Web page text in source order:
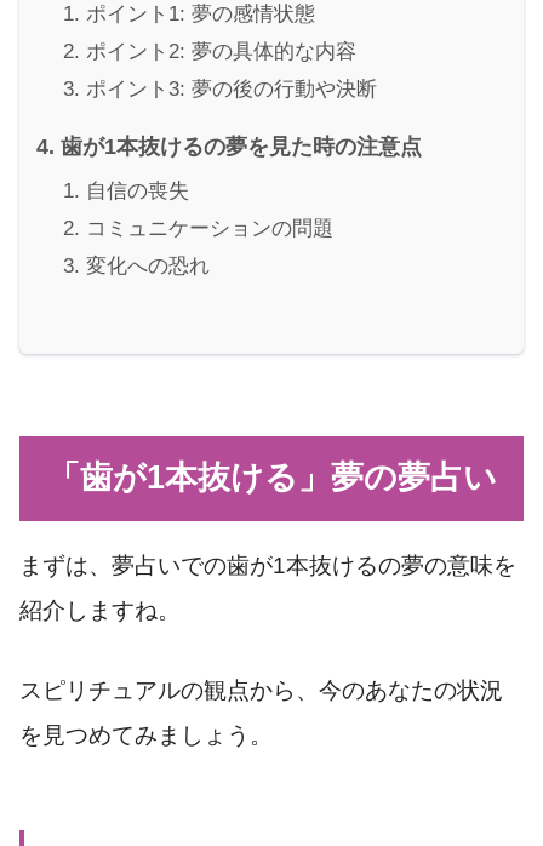
ポイント1: 夢の感情状態
ポイント2: 夢の具体的な内容
ポイント3: 夢の後の行動や決断
歯が1本抜けるの夢を見た時の注意点
自信の喪失
コミュニケーションの問題
変化への恐れ
「歯が1本抜ける」夢の夢占い
まずは、夢占いでの歯が1本抜けるの夢の意味を
紹介しますね。
スピリチュアルの観点から、今のあなたの状況
を見つめてみましょう。